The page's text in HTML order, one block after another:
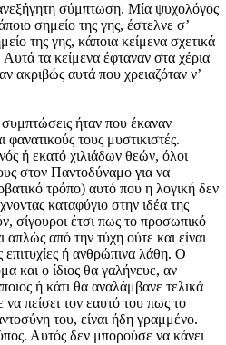
σύμπτωση. Μία ψυχολόγος
σημείο της γης, έστελνε σʼ
της γης, κάποια κείμενα σχετικά
Αυτά τα κείμενα έφταναν στα χέρια
ακριβώς αυτά που χρειαζόταν νʼ
ήταν που έκαναν
φανατικούς τους μυστικιστές.
ή εκατό χιλιάδων θεών, όλοι
στον Παντοδύναμο για να
τρόπο) αυτό που η λογική δεν
καταφύγιο στην ιδέα της
σίγουροι έτσι πως το προσωπικό
από την τύχη ούτε και είναι
ή ανθρώπινα λάθη. Ο
και ο ίδιος θα γαλήνευε, αν
ή κάτι θα αναλάμβανε τελικά
πείσει τον εαυτό του πως το
του, είναι ήδη γραμμένο.
Αυτός δεν μπορούσε να κάνει